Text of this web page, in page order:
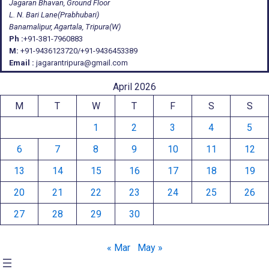
Jagaran Bhavan, Ground Floor
L. N. Bari Lane(Prabhubari)
Banamalipur, Agartala, Tripura(W)
Ph :+91-381-7960883
M: +91-9436123720/+91-9436453389
Email : jagarantripura@gmail.com
April 2026
M
T W T F S
S
1
2 3 4
5
6
7 8 9 10 11
12
13
14 15 16 17 18
19
20
21 22 23 24 25
26
27
28 29 30
« Mar May »